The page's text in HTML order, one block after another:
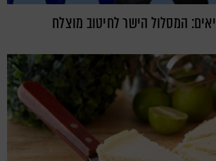
המסלול הישר לחיטוב מוצלח